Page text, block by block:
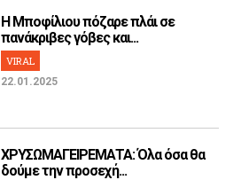
H Μποφίλιου πόζαρε πλάι σε
πανάκριβες γόβες και...
VIRAL
22.01.2025
ΧΡΥΣΩΜΑΓΕΙΡΕΜΑΤΑ: Όλα όσα θα
δούμε την προσεχή...